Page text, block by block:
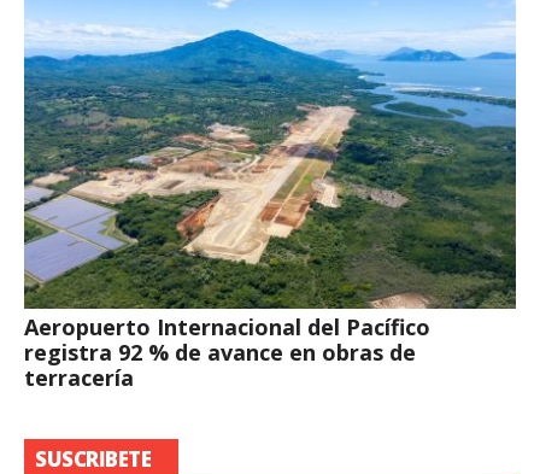
Aeropuerto Internacional del Pacífico
registra 92 % de avance en obras de
terracería
SUSCRIBETE